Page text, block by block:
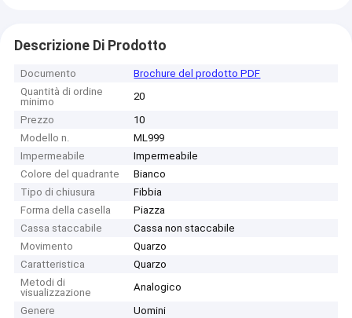
Descrizione Di Prodotto
Documento
Brochure del prodotto PDF
Quantità di ordine
minimo
20
Prezzo
10
Modello n.
ML999
Impermeabile
Impermeabile
Colore del quadrante
Bianco
Tipo di chiusura
Fibbia
Forma della casella
Piazza
Cassa staccabile
Cassa non staccabile
Movimento
Quarzo
Caratteristica
Quarzo
Metodi di
visualizzazione
Analogico
Genere
Uomini